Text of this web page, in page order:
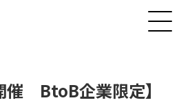
　BtoB企業限定】